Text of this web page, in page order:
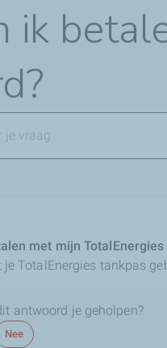
ik
met mijn TotalEnergies
je TotalEnergies tankpas
antwoord je geholpen?
Nee